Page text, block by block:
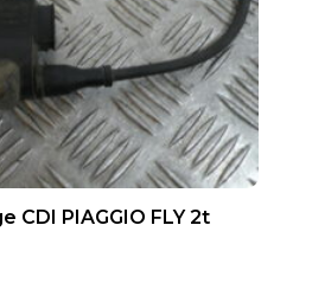
CDI PIAGGIO FLY 2t